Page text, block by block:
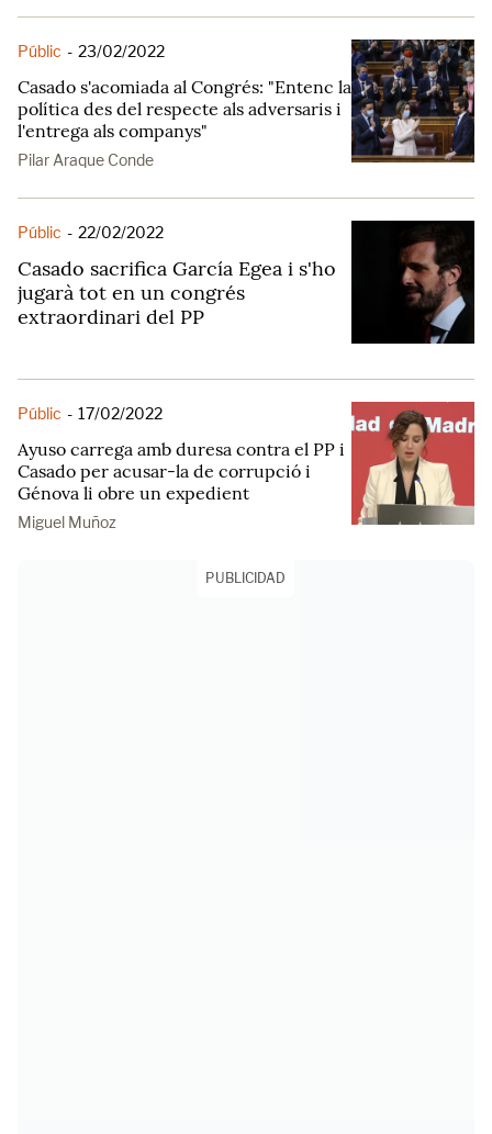
Públic - 23/02/2022
Casado s'acomiada al Congrés: "Entenc la
política des del respecte als adversaris i
l'entrega als companys"
Pilar Araque Conde
Públic - 22/02/2022
Casado sacrifica García Egea i s'ho
jugarà tot en un congrés
extraordinari del PP
Públic - 17/02/2022
Ayuso carrega amb duresa contra el PP i
Casado per acusar-la de corrupció i
Génova li obre un expedient
Miguel Muñoz
PUBLICIDAD